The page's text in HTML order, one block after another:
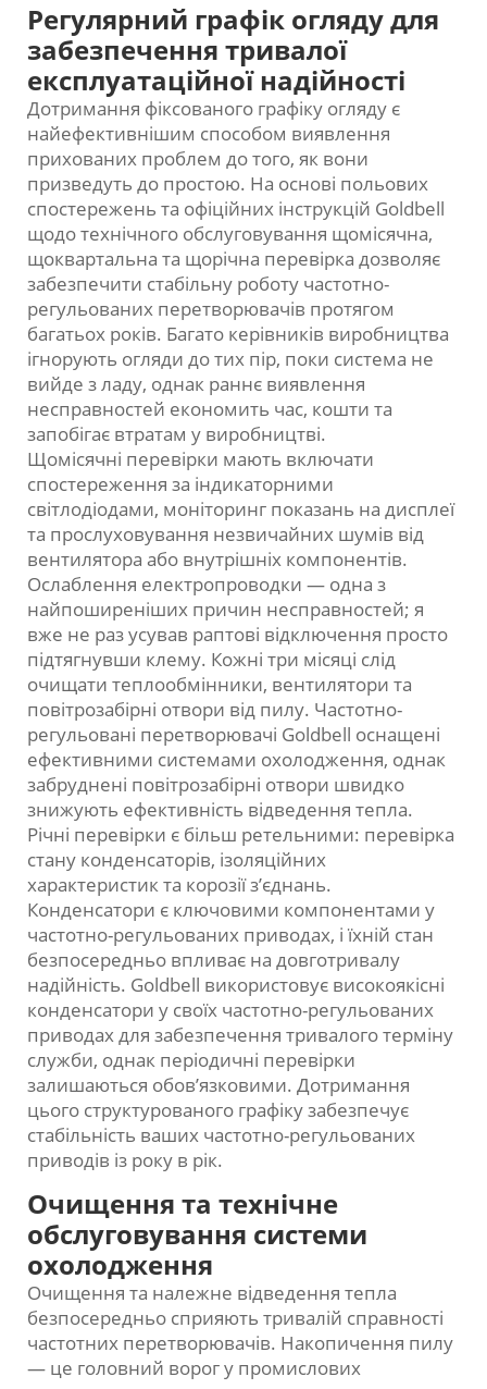
Регулярний графік огляду для
забезпечення тривалої
експлуатаційної надійності
Дотримання фіксованого графіку огляду є
найефективнішим способом виявлення
прихованих проблем до того, як вони
призведуть до простою. На основі польових
спостережень та офіційних інструкцій Goldbell
щодо технічного обслуговування щомісячна,
щоквартальна та щорічна перевірка дозволяє
забезпечити стабільну роботу частотно-
регульованих перетворювачів протягом
багатьох років. Багато керівників виробництва
ігнорують огляди до тих пір, поки система не
вийде з ладу, однак раннє виявлення
несправностей економить час, кошти та
запобігає втратам у виробництві.
Щомісячні перевірки мають включати
спостереження за індикаторними
світлодіодами, моніторинг показань на дисплеї
та прослуховування незвичайних шумів від
вентилятора або внутрішніх компонентів.
Ослаблення електропроводки — одна з
найпоширеніших причин несправностей; я
вже не раз усував раптові відключення просто
підтягнувши клему. Кожні три місяці слід
очищати теплообмінники, вентилятори та
повітрозабірні отвори від пилу. Частотно-
регульовані перетворювачі Goldbell оснащені
ефективними системами охолодження, однак
забруднені повітрозабірні отвори швидко
знижують ефективність відведення тепла.
Річні перевірки є більш ретельними: перевірка
стану конденсаторів, ізоляційних
характеристик та корозії з’єднань.
Конденсатори є ключовими компонентами у
частотно-регульованих приводах, і їхній стан
безпосередньо впливає на довготривалу
надійність. Goldbell використовує високоякісні
конденсатори у своїх частотно-регульованих
приводах для забезпечення тривалого терміну
служби, однак періодичні перевірки
залишаються обов’язковими. Дотримання
цього структурованого графіку забезпечує
стабільність ваших частотно-регульованих
приводів із року в рік.
Очищення та технічне
обслуговування системи
охолодження
Очищення та належне відведення тепла
безпосередньо сприяють тривалій справності
частотних перетворювачів. Накопичення пилу
— це головний ворог у промислових